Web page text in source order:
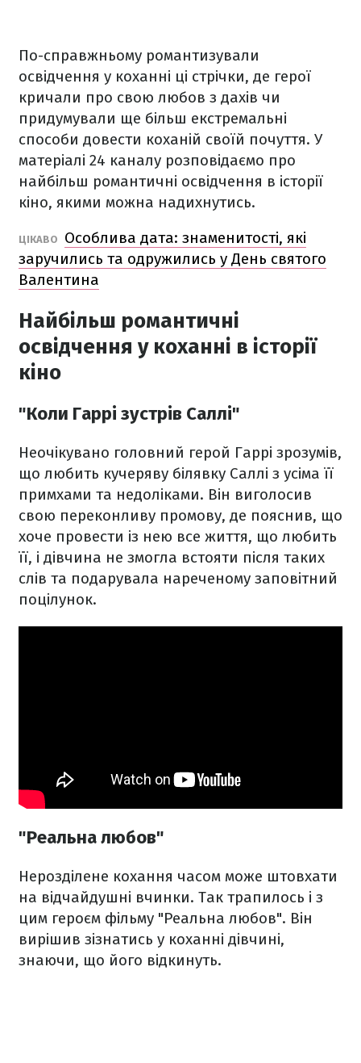
По-справжньому романтизували
освідчення у коханні ці стрічки, де герої
кричали про свою любов з дахів чи
придумували ще більш екстремальні
способи довести коханій своїй почуття. У
матеріалі 24 каналу розповідаємо про
найбільш романтичні освідчення в історії
кіно, якими можна надихнутись.
ЦІКАВО
Особлива дата: знаменитості, які
заручились та одружились у День святого
Валентина
Найбільш романтичні
освідчення у коханні в історії
кіно
"Коли Гаррі зустрів Саллі"
Неочікувано головний герой Гаррі зрозумів,
що любить кучеряву білявку Саллі з усіма її
примхами та недоліками. Він виголосив
свою переконливу промову, де пояснив, що
хоче провести із нею все життя, що любить
її, і дівчина не змогла встояти після таких
слів та подарувала нареченому заповітний
поцілунок.
"Реальна любов"
Нерозділене кохання часом може штовхати
на відчайдушні вчинки. Так трапилось і з
цим героєм фільму "Реальна любов". Він
вирішив зізнатись у коханні дівчині,
знаючи, що його відкинуть.